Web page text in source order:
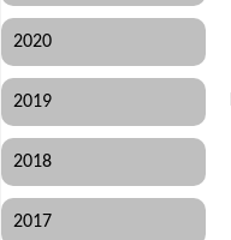
2020
2019
2018
2017